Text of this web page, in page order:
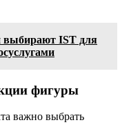
выбирают IST для
фигуры
важно выбрать